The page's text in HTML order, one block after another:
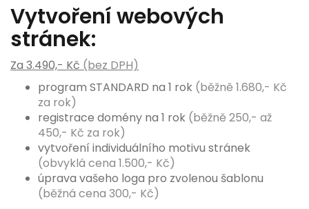
Vytvoření webových
stránek:
Za 3.490,- Kč (bez DPH)
program STANDARD na 1 rok (běžně 1.680,- Kč
za rok)
registrace domény na 1 rok (běžně 250,- až
450,- Kč za rok)
vytvoření individuálního motivu stránek
(obvyklá cena 1.500,- Kč)
úprava vašeho loga pro zvolenou šablonu
(běžná cena 300,- Kč)